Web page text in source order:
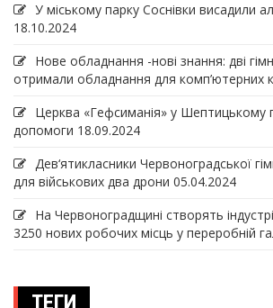
У міському парку Соснівки висадили
18.10.2024
Нове обладнання -нові знання: дві
отримали обладнання для комп’ютерних
Церква «Гефсиманія» у Шептицькому
допомоги 18.09.2024
Дев‘ятикласники Червоноградської
для військових два дрони 05.04.2024
На Червоноградщині створять
3250 нових робочих місць у переробній